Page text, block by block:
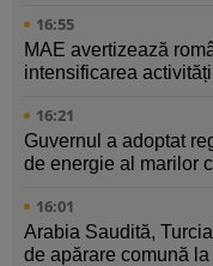
16:55
MAE avertizează
intensificarea
16:21
Guvernul a adoptat
de energie al marilor
16:01
Arabia Saudită,
de apărare comună la